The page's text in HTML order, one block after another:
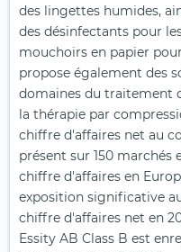
des lingettes humides,
des désinfectants pour
mouchoirs en papier
propose également des
domaines du traitement
la thérapie par
chiffre d'affaires net au
présent sur 150 marchés
chiffre d'affaires en
exposition significative
chiffre d'affaires net en
Essity AB Class B est